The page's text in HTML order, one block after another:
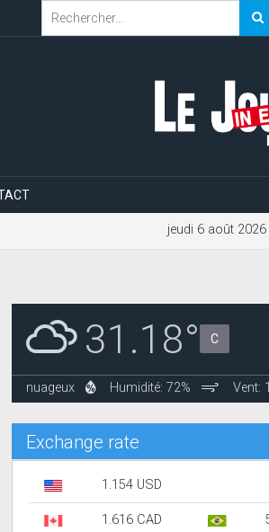
jeudi 6 août 2026
31.18° C
nuageux Humidité: 72% Vent:
Exchange rate
1.154 USD
1.616 CAD